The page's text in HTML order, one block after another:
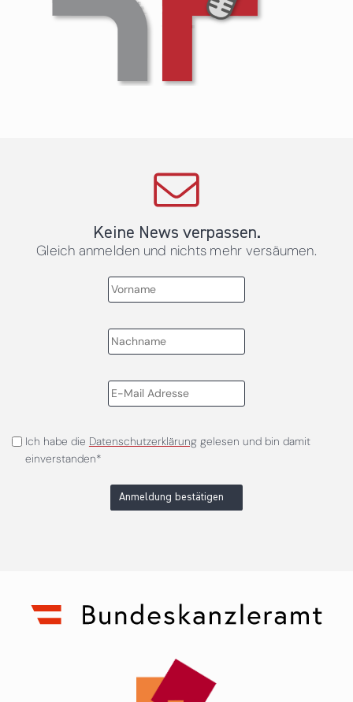
Keine News verpassen.
Gleich anmelden und nichts mehr versäumen.
Ich habe die Datenschutzerklärunggelesen und bin damit
einverstanden*
Anmeldung bestätigen